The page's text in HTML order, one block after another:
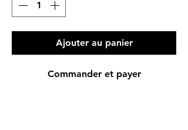
Ajouter au panier
Commander et payer